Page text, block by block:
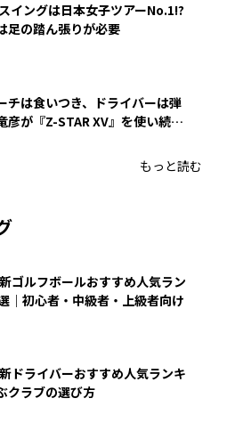
イングは日本女子ツアーNo.1!?
足の踏ん張りが必要
チは食いつき、ドライバーは弾
彦が『Z-STAR XV』を使い続け
もっと読む
ゴルフボールおすすめ人気ラン
｜初心者・中級者・上級者向け
ドライバーおすすめ人気ランキ
クラブの選び方